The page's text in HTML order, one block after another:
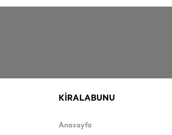
KİRALABUNU
Anasayfa